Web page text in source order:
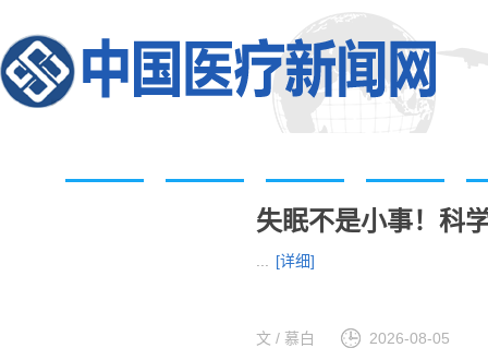
失眠不是小事！科
[详细]
文 / 慕白 2026-08-05